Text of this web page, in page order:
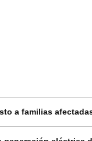
a familias